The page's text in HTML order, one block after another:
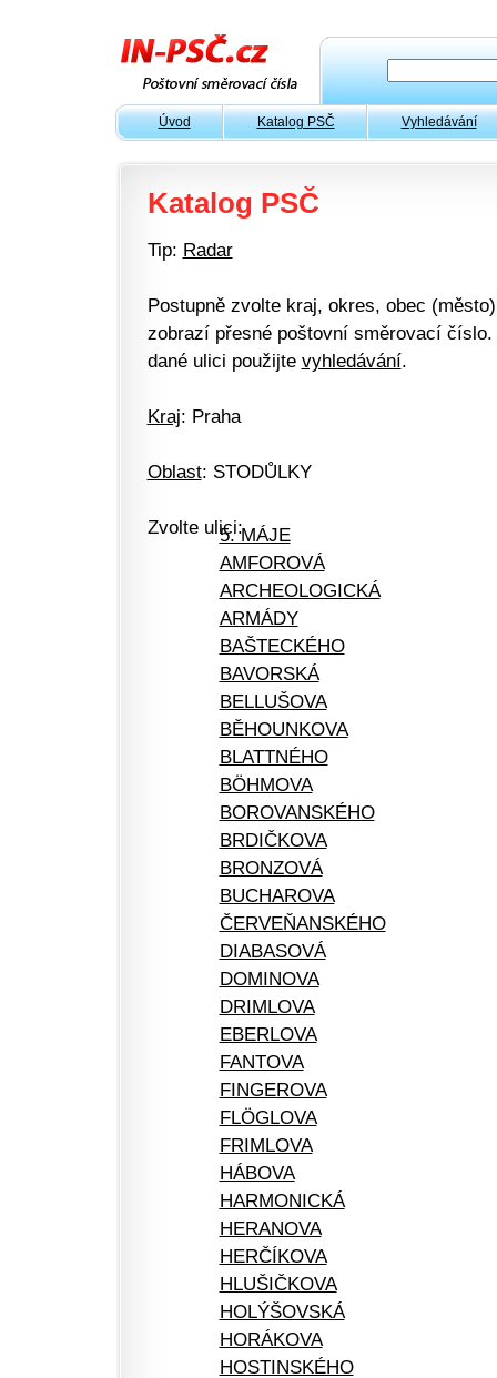
Úvod Katalog PSČ Vyhledávání
Katalog PSČ
Tip: Radar
Postupně zvolte kraj, okres, obec
zobrazí přesné poštovní směrovací
dané ulici použijte vyhledávání.
Kraj: Praha
Oblast: STODŮLKY
Zvolte ulici:5. MÁJE
AMFOROVÁ
ARCHEOLOGICKÁ
ARMÁDY
BAŠTECKÉHO
BAVORSKÁ
BELLUŠOVA
BĚHOUNKOVA
BLATTNÉHO
BÖHMOVA
BOROVANSKÉHO
BRDIČKOVA
BRONZOVÁ
BUCHAROVA
ČERVEŇANSKÉHO
DIABASOVÁ
DOMINOVA
DRIMLOVA
EBERLOVA
FANTOVA
FINGEROVA
FLÖGLOVA
FRIMLOVA
HÁBOVA
HARMONICKÁ
HERANOVA
HERČÍKOVA
HLUŠIČKOVA
HOLÝŠOVSKÁ
HORÁKOVA
HOSTINSKÉHO